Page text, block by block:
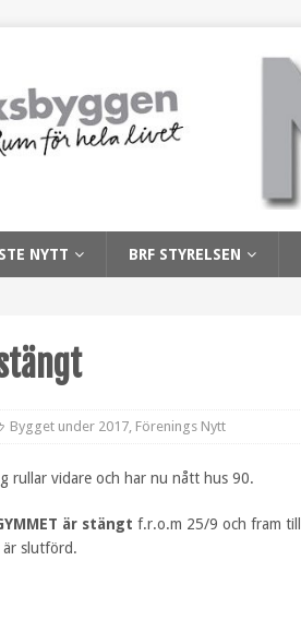
NYTT BRF STYRELSEN
Bygget under 2017, Förenings Nytt
rullar vidare och har nu nått hus 90.
är stängt f.r.o.m 25/9 och fram till
är slutförd.